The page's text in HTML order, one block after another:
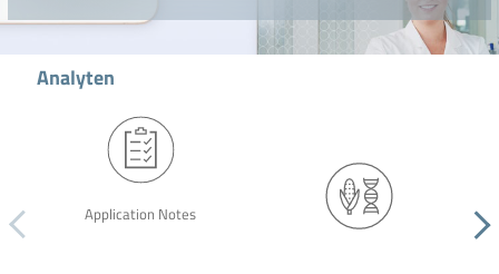
Analyten
Application Notes